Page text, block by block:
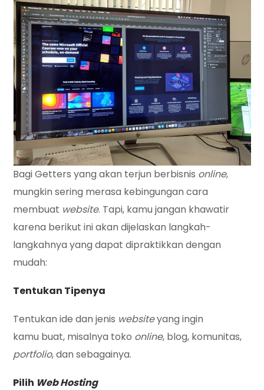
Bagi Getters yang akan terjun berbisnis online,
mungkin sering merasa kebingungan cara
membuat website. Tapi, kamu jangan khawatir
karena berikut ini akan dijelaskan langkah-
langkahnya yang dapat dipraktikkan dengan
mudah:
Tentukan Tipenya
Tentukan ide dan jenis websiteyang ingin
kamu buat, misalnya toko online, blog, komunitas,
portfolio, dan sebagainya.
Pilih Web Hosting